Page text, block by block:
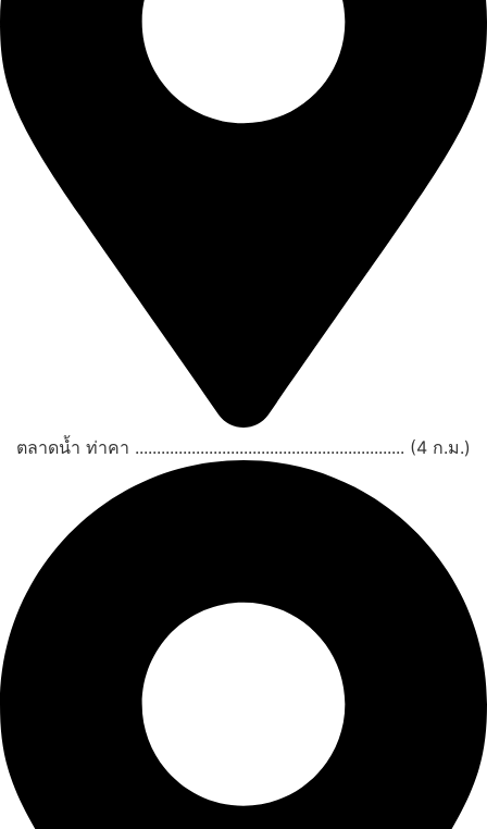
ตลาดน้ำ ท่าคา .............................................................. (4 ก.ม.)